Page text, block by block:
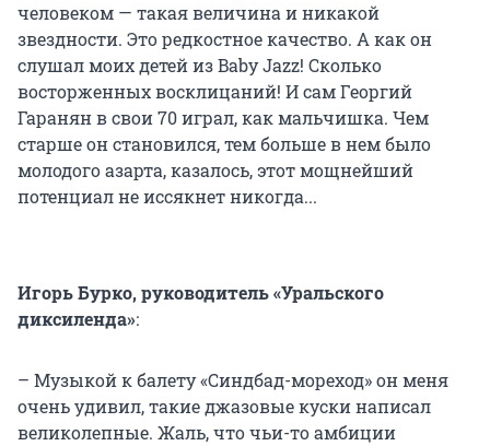
человеком — такая величина и никакой
звездности. Это редкостное качество. А как он
слушал моих детей из Baby Jazz! Сколько
восторженных восклицаний! И сам Георгий
Гаранян в свои 70 играл, как мальчишка. Чем
старше он становился, тем больше в нем было
молодого азарта, казалось, этот мощнейший
потенциал не иссякнет никогда...
Игорь Бурко, руководитель «Уральского
диксиленда»:
– Музыкой к балету «Синдбад-мореход» он меня
очень удивил, такие джазовые куски написал
великолепные. Жаль, что чьи-то амбиции